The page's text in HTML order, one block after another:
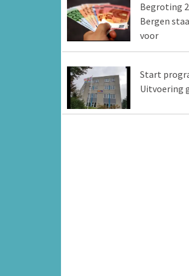
Begroting
Bergen
voor
Start
Uitvoering